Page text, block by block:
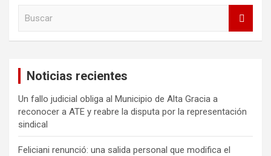
Noticias recientes
Un fallo judicial obliga al Municipio de Alta Gracia a
reconocer a ATE y reabre la disputa por la representación
sindical
Feliciani renunció: una salida personal que modifica el